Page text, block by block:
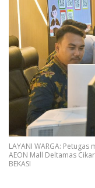
LAYANI WARGA:
AEON Mall Deltamas
BEKASI